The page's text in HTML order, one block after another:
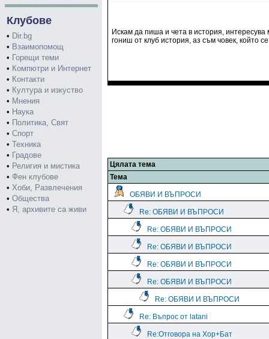
Клубове
• Dir.bg
• Взаимопомощ
• Горещи теми
• Компютри и Интернет
• Контакти
• Култура и изкуство
• Мнения
• Наука
• Политика, Свят
• Спорт
• Техника
• Градове
• Религия и мистика
• Фен клубове
• Хоби, Развлечения
• Общества
• Я, архивите са живи
Искам да пиша и чета в история,
гониш от клуб история, аз съм човек, който
Цялата тема
Тема
ОБЯВИ И ВЪПРОСИ
Re: ОБЯВИ И ВЪПРОСИ
Re: ОБЯВИ И ВЪПРОСИ
Re: ОБЯВИ И ВЪПРОСИ
Re: ОБЯВИ И ВЪПРОСИ
Re: ОБЯВИ И ВЪПРОСИ
Re: ОБЯВИ И ВЪПРОСИ
Re: Въпрос от latani
Re:Отговора на Хор+Бат